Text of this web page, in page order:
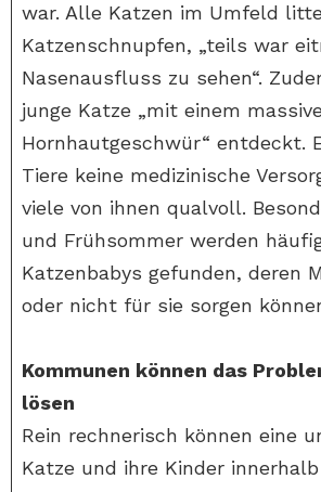
war. Alle Katzen im Umfeld
Katzenschnupfen, „teils war
Nasenausfluss zu sehen“.
junge Katze „mit einem
Hornhautgeschwür“ entdeckt.
Tiere keine medizinische
viele von ihnen qualvoll.
und Frühsommer werden
Katzenbabys gefunden, deren
oder nicht für sie sorgen
Kommunen können das
lösen
Rein rechnerisch können eine
Katze und ihre Kinder